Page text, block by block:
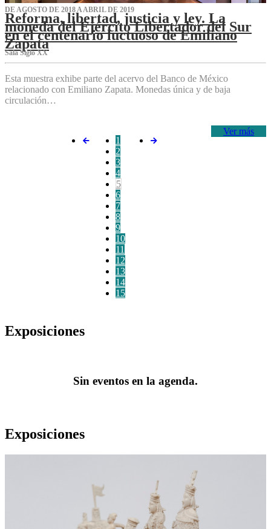
DE AGOSTO DE 2018 A ABRIL DE 2019
Reforma, libertad, justicia y ley. La
moneda del Ejército Libertador del Sur
en el centenario luctuoso de Emiliano
Zapata
Sala Siglo XX
Esta muestra exhibe parte del acervo del Banco de México
relacionado con Emiliano Zapata. Monedas única y de baja
circulación…
Ver más
1
2
3
4
5
6
7
8
9
10
11
12
13
14
15
Exposiciones
Sin eventos en la agenda.
Exposiciones